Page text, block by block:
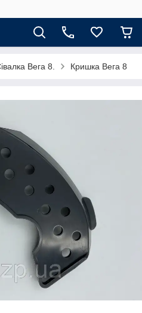
Вега 8. Кришка Вега 8